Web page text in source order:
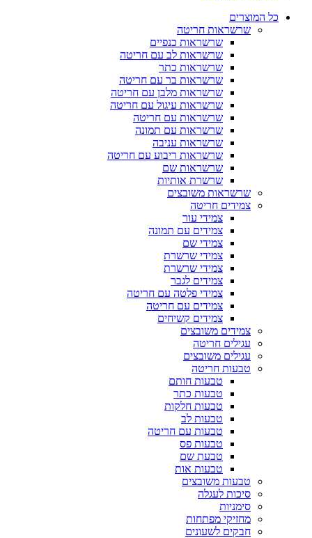
כל המוצרים
שרשראות חריטה
שרשראות כנפיים
שרשראות לב עם חריטה
שרשראות כתר
שרשראות בר עם חריטה
שרשראות מלבן עם חריטה
שרשראות עיגול עם חריטה
שרשראות עם חריטה
שרשראות עם תמונה
שרשראות עניבה
שרשראות ריבוע עם חריטה
שרשראות שם
שרשרת אותיות
שרשראות משובצים
צמידים חריטה
צמידי עור
צמידים עם תמונה
צמידי שם
צמידי שרשרת
צמידי שרשרת
צמידים לגבר
צמידי פלטה עם חריטה
צמידים עם חריטה
צמידים קשיחים
צמידים משובצים
עגילים חריטה
עגילים משובצים
טבעות חריטה
טבעות חותם
טבעות כתר
טבעות חלקות
טבעות לב
טבעות עם חריטה
טבעות פס
טבעת שם
טבעות אות
טבעות משובצים
סיכות לעגלה
סימניות
מחזיקי מפתחות
חבקים לשעונים